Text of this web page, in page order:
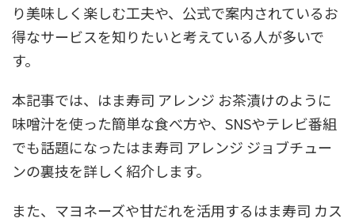
り美味しく楽しむ工夫や、公式で案内されているお
得なサービスを知りたいと考えている人が多いで
す。
本記事では、はま寿司 アレンジ お茶漬けのように
味噌汁を使った簡単な食べ方や、SNSやテレビ番組
でも話題になったはま寿司 アレンジ ジョブチュー
ンの裏技を詳しく紹介します。
また、マヨネーズや甘だれを活用するはま寿司 カス